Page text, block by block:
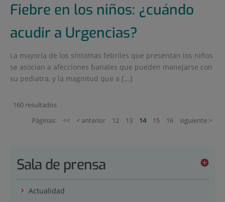
Fiebre en los niños: ¿cuándo
acudir a Urgencias?
La mayoría de los síntomas febriles que presentan los niños
se asocian a afecciones banales que pueden manejarse con
su pediatra, y la magnitud que a [...]
160 resultados
Páginas:
<< < anterior 12 13 14 15 16 siguiente >
Sala de prensa
Actualidad